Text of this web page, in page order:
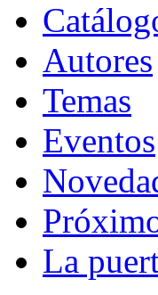
Autores
Temas
Eventos
La